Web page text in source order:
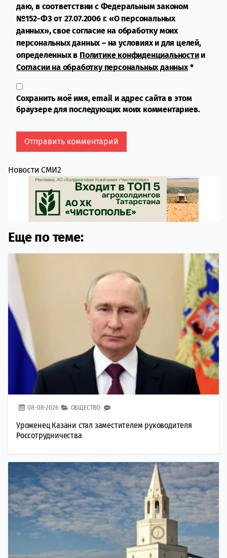
даю, в соответствии с Федеральным законом
№152-ФЗ от 27.07.2006 г. «О персональных
данных», свое согласие на обработку моих
персональных данных – на условиях и для целей,
определенных в Политике конфиденциальностии
Согласии на обработку персональных данных*
Сохранить моё имя, email и адрес сайта в этом
браузере для последующих моих комментариев.
Новости СМИ2
Еще по теме:
08-08-2026 ОБЩЕСТВО
Уроженец Казани стал заместителем руководителя
Россотрудничества